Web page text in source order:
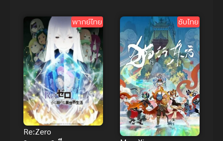
นี่จ้า
พากย์ไทย
Re:Zero
ซับไทย